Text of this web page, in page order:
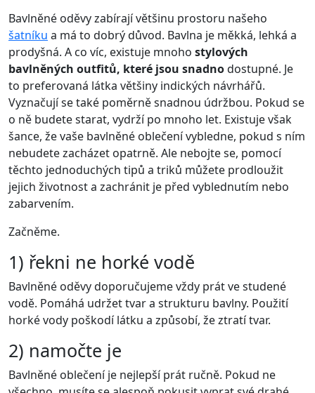
Bavlněné oděvy zabírají většinu prostoru našeho
šatníku a má to dobrý důvod. Bavlna je měkká, lehká a
prodyšná. A co víc, existuje mnoho stylových
bavlněných outfitů, které jsou snadnodostupné. Je
to preferovaná látka většiny indických návrhářů.
Vyznačují se také poměrně snadnou údržbou. Pokud se
o ně budete starat, vydrží po mnoho let. Existuje však
šance, že vaše bavlněné oblečení vybledne, pokud s ním
nebudete zacházet opatrně. Ale nebojte se, pomocí
těchto jednoduchých tipů a triků můžete prodloužit
jejich životnost a zachránit je před vyblednutím nebo
zabarvením.
Začněme.
1) řekni ne horké vodě
Bavlněné oděvy doporučujeme vždy prát ve studené
vodě. Pomáhá udržet tvar a strukturu bavlny. Použití
horké vody poškodí látku a způsobí, že ztratí tvar.
2) namočte je
Bavlněné oblečení je nejlepší prát ručně. Pokud ne